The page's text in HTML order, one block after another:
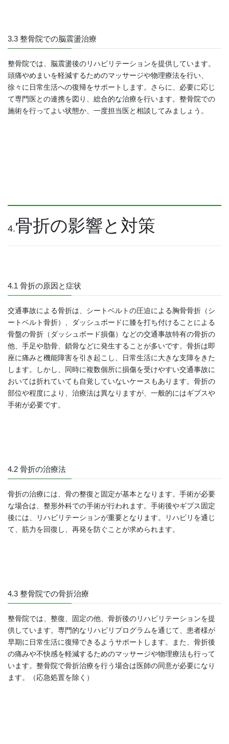
3.3 整骨院での脳震盪治療
整骨院では、脳震盪後のリハビリテーションを提供しています。
頭痛やめまいを軽減するためのマッサージや物理療法を行い、
徐々に日常生活への復帰をサポートします。さらに、必要に応じ
て専門医との連携を図り、総合的な治療を行います。整骨院での
施術を行ってよい状態か、一度担当医と相談してみましょう。
4.骨折の影響と対策
4.1 骨折の原因と症状
交通事故による骨折は、シートベルトの圧迫による胸骨骨折（シ
ートベルト骨折）、ダッシュボードに膝を打ち付けることによる
骨盤の骨折（ダッシュボード損傷）などの交通事故特有の骨折の
他、手足や肋骨、鎖骨などに発生することが多いです。骨折は即
座に痛みと機能障害を引き起こし、日常生活に大きな支障をきた
します。しかし、同時に複数個所に損傷を受けやすい交通事故に
おいては折れていても自覚していないケースもあります。骨折の
部位や程度により、治療法は異なりますが、一般的にはギプスや
手術が必要です。
4.2 骨折の治療法
骨折の治療には、骨の整復と固定が基本となります。手術が必要
な場合は、整形外科での手術が行われます。手術後やギプス固定
後には、リハビリテーションが重要となります。リハビリを通じ
て、筋力を回復し、再発を防ぐことが求められます。
4.3 整骨院での骨折治療
整骨院では、整復、固定の他、骨折後のリハビリテーションを提
供しています。専門的なリハビリプログラムを通じて、患者様が
早期に日常生活に復帰できるようサポートします。また、骨折後
の痛みや不快感を軽減するためのマッサージや物理療法も行って
います。整骨院で骨折治療を行う場合は医師の同意が必要になり
ます。（応急処置を除く）